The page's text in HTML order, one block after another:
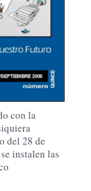
con la
del 28 de
instalen las